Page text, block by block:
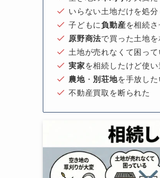
いらない土地だけを処
子どもに負動産を相続
原野商法で買った土地
土地が売れなくて困って
実家を相続したけど使
農地・ 別荘地を手放した
不動産買取を断られた